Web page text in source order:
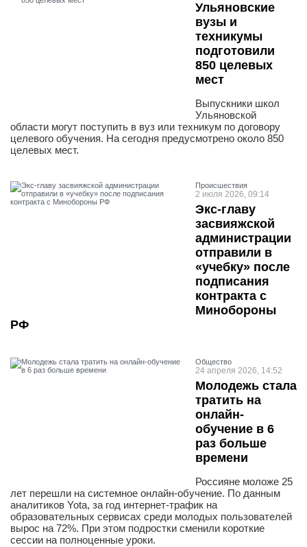
Ульяновские
вузы и
техникумы
подготовили
850 целевых
мест
Выпускники школ
Ульяновской
области могут поступить в вуз или техникум по договору
целевого обучения. На сегодня предусмотрено около 850
целевых мест.
Проиcшествия
2 июля 2026, 09:14
Экс-главу
засвияжской
администрации
отправили в
«учебку» после
подписания
контракта с
Минобороны
РФ
Общество
24 апреля 2026, 14:52
Молодежь стала
тратить на
онлайн-
обучение в 6
раз больше
времени
Россияне моложе 25
лет перешли на системное онлайн-обучение. По данным
аналитиков Yota, за год интернет-трафик на
образовательных сервисах среди молодых пользователей
вырос на 72%. При этом подростки сменили короткие
сессии на полноценные уроки.